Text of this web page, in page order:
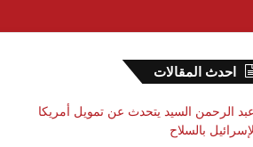
احدث المقالات
عبد الرحمن السيد يتحدث عن تمويل أمريكا
لإسرائيل بالسلاح